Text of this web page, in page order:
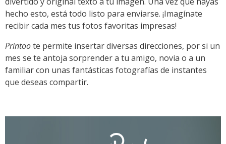
hecho esto, está todo listo para enviarse. ¡Imagínate
recibir cada mes tus fotos favoritas impresas!
Printoote permite insertar diversas direcciones, por si un
mes se te antoja sorprender a tu amigo, novia o a un
familiar con unas fantásticas fotografías de instantes
que deseas compartir.